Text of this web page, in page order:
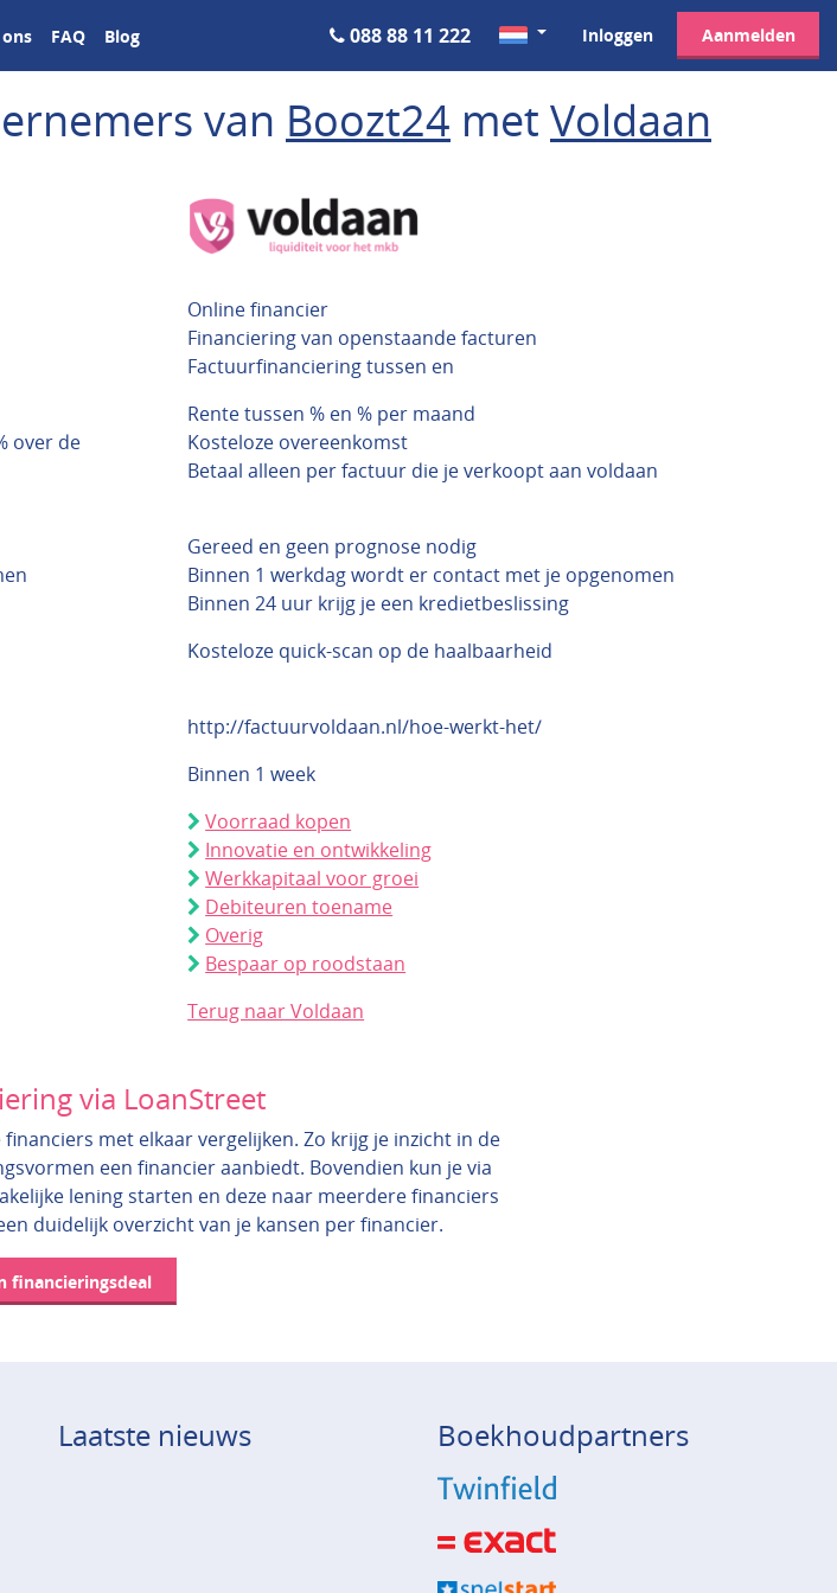
FAQ Blog 088 88 11 222 Inloggen Aanmelden
van Boozt24 met Voldaan
Online financier
Financiering van openstaande facturen
Factuurfinanciering tussen en
over de
Rente tussen % en % per maand
Kosteloze overeenkomst
Betaal alleen per factuur die je verkoopt aan voldaan
Gereed en geen prognose nodig
Binnen 1 werkdag wordt er contact met je opgenomen
Binnen 24 uur krijg je een kredietbeslissing
Kosteloze quick-scan op de haalbaarheid
http://factuurvoldaan.nl/hoe-werkt-het/
Binnen 1 week
Voorraad kopen
Innovatie en ontwikkeling
Werkkapitaal voor groei
Debiteuren toename
Overig
Bespaar op roodstaan
Terug naar Voldaan
via LoanStreet
met elkaar vergelijken. Zo krijg je inzicht in de
een financier aanbiedt. Bovendien kun je via
lening starten en deze naar meerdere financiers
duidelijk overzicht van je kansen per financier.
financieringsdeal
Laatste nieuws Boekhoudpartners